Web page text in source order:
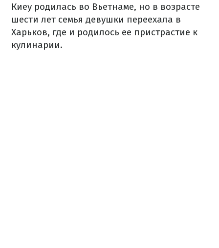
Киеу родилась во Вьетнаме, но в возрасте
шести лет семья девушки переехала в
Харьков, где и родилось ее пристрастие к
кулинарии.